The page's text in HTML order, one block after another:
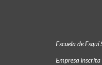
Escuela de
Empresa inscrita